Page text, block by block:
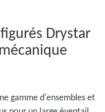
Drystar
gamme d'ensembles et